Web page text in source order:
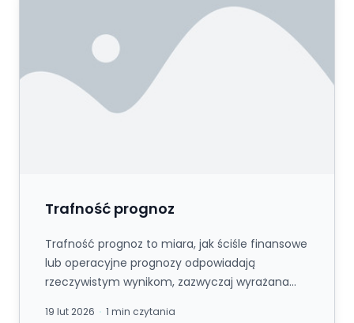
Trafność prognoz
Trafność prognoz to miara, jak ściśle finansowe
lub operacyjne prognozy odpowiadają
rzeczywistym wynikom, zazwyczaj wyrażana
19 lut 2026 1 min czytania